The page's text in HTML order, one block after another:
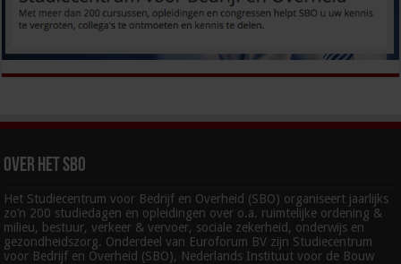
Over het SBO
Het Studiecentrum voor Bedrijf en Overheid (SBO) organiseert jaarlijks
zo’n 200 studiedagen en opleidingen over o.a. ruimtelijke ordening &
milieu, bestuur, verkeer & vervoer, sociale zekerheid, onderwijs en
gezondheidszorg. Onderdeel van Euroforum BV zijn Studiecentrum
voor Bedrijf en Overheid (SBO), Nederlands Instituut voor de Bouw